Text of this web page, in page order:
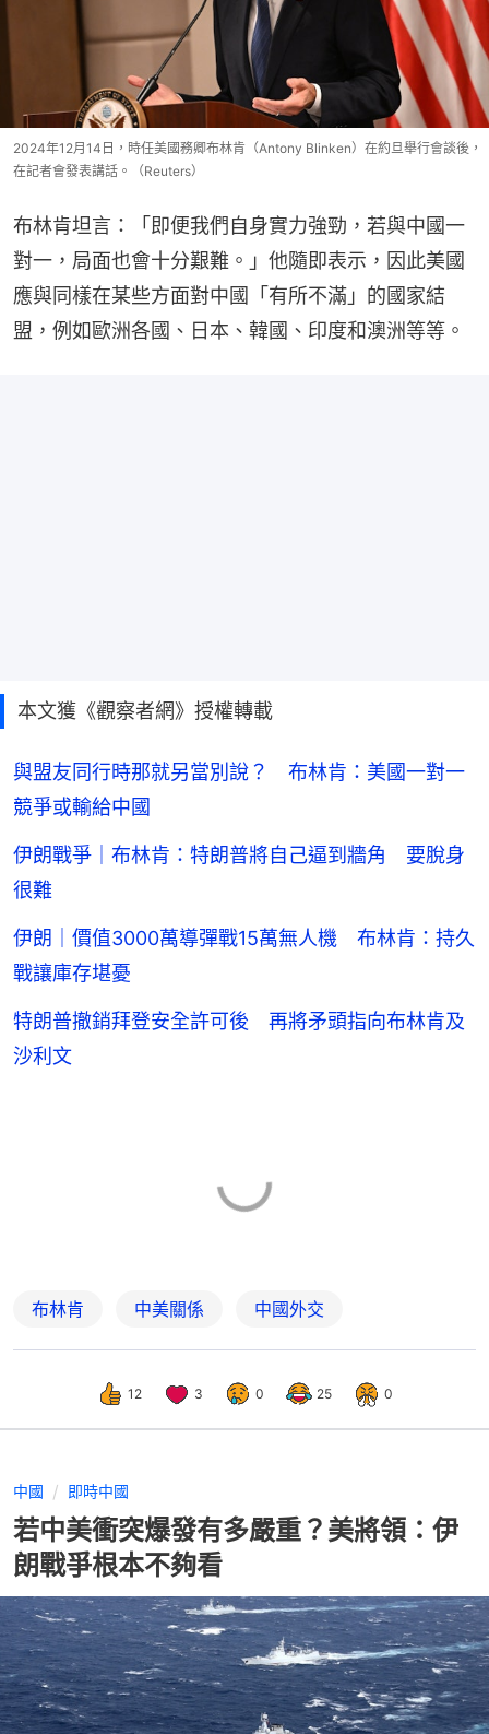
2024年12月14日，時任美國務卿布林肯（Antony Blinken）在約旦舉行會談後，
在記者會發表講話。（Reuters）
布林肯坦言：「即便我們自身實力強勁，若與中國一
對一，局面也會十分艱難。」他隨即表示，因此美國
應與同樣在某些方面對中國「有所不滿」的國家結
盟，例如歐洲各國、日本、韓國、印度和澳洲等等。
本文獲《觀察者網》授權轉載
與盟友同行時那就另當別說？ 布林肯：美國一對一
競爭或輸給中國
伊朗戰爭｜布林肯：特朗普將自己逼到牆角 要脫身
很難
伊朗｜價值3000萬導彈戰15萬無人機 布林肯：持久
戰讓庫存堪憂
特朗普撤銷拜登安全許可後 再將矛頭指向布林肯及
沙利文
布林肯 中美關係 中國外交
12 3 0 25 0
中國 即時中國
若中美衝突爆發有多嚴重？美將領：伊
朗戰爭根本不夠看